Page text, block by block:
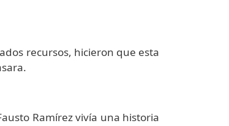
recursos, hicieron que esta
Ramírez vivía una historia